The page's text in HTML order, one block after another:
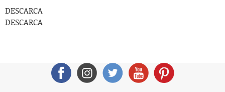
DESCARCA
DESCARCA